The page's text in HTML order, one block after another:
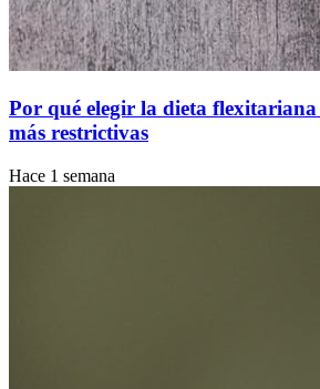
Por qué elegir la dieta flexitariana
más restrictivas
Hace 1 semana